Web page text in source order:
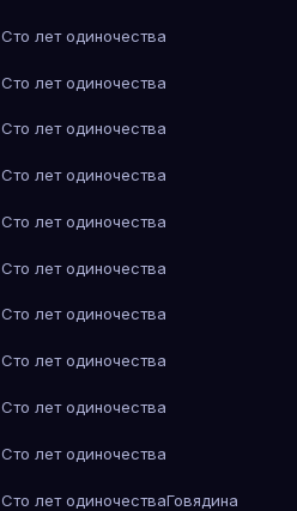
лет одиночества
лет одиночества
лет одиночества
лет одиночества
лет одиночества
лет одиночества
лет одиночества
лет одиночества
лет одиночества
лет одиночества
лет одиночестваГовядина